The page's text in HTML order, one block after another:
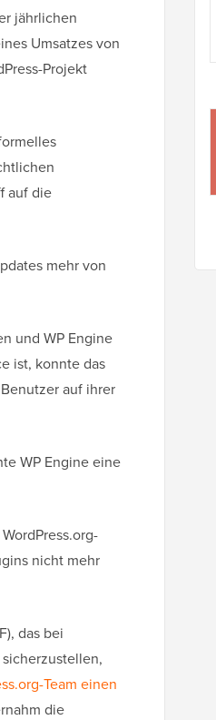
jährlichen
Umsatzes von
Projekt
auf die
mehr von
und WP Engine
ist, konnte das
auf ihrer
WP Engine eine
nicht mehr
das bei
Team einen
die